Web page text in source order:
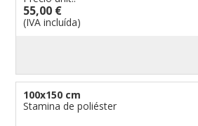
55,00 €
(IVA incluída)
100x150 cm
Stamina de poliéster